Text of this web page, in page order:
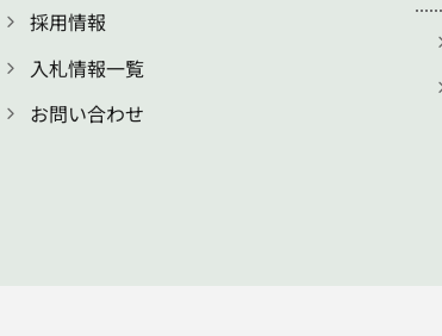
採用情報
入札情報一覧
お問い合わせ